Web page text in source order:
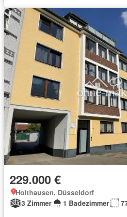
229.000 €
Holthausen, Düsseldorf
3 Zimmer
1 Badezimmer